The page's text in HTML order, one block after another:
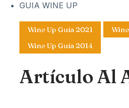
GUIA WINE UP
Wine Up Guía 2021
Wine Up Guía 2014
Artículo Al